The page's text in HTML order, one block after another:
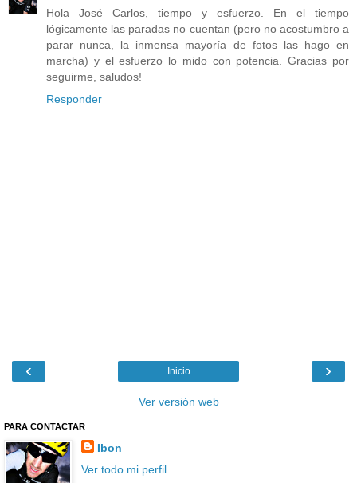
Hola José Carlos, tiempo y esfuerzo. En el tiempo
lógicamente las paradas no cuentan (pero no acostumbro a
parar nunca, la inmensa mayoría de fotos las hago en
marcha) y el esfuerzo lo mido con potencia. Gracias por
seguirme, saludos!
Responder
‹ ›
Inicio
Ver versión web
PARA CONTACTAR
Ibon
Ver todo mi perfil